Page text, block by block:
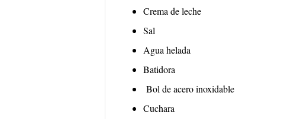
Crema de leche
Sal
Agua helada
Batidora
Bol de acero inoxidable
Cuchara